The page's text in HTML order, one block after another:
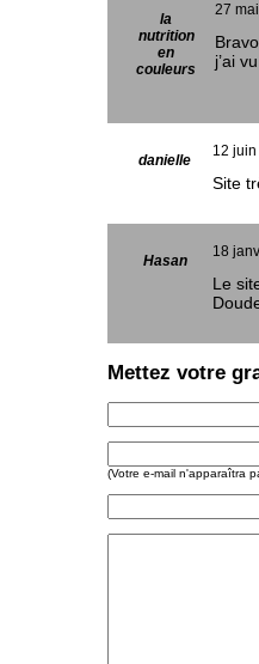
la
nutrition
en
couleurs
27
j’ai
danielle
12
Site
Hasan
18
Le
Mettez votre
(Votre e-mail n'apparaîtra